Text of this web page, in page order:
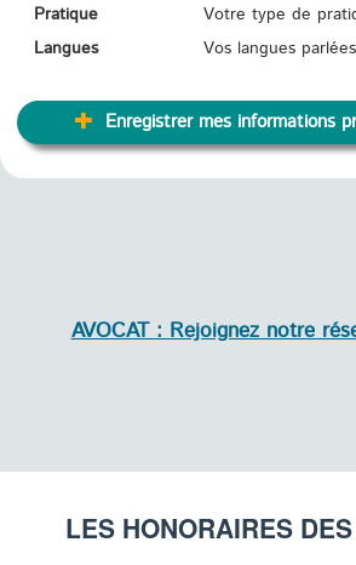
Pratique
Votre type de
Langues
Vos langues parlées
Enregistrer mes informations
AVOCAT : Rejoignez notre
LES HONORAIRES